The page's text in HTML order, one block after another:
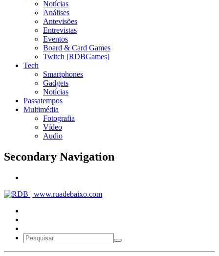
Notícias
Análises
Antevisões
Entrevistas
Eventos
Board & Card Games
Twitch [RDBGames]
Tech
Smartphones
Gadgets
Notícias
Passatempos
Multimédia
Fotografia
Vídeo
Audio
Secondary Navigation